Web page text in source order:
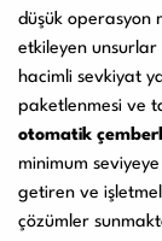
Kullanım
düşük operasyon
etkileyen unsurlar
hacimli sevkiyat
paketlenmesi ve
otomatik
minimum
getiren ve
çözümler